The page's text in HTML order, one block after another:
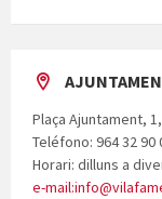
Plaça Ajuntament,
Teléfono: 964 32 90
Horari: dilluns a
e-